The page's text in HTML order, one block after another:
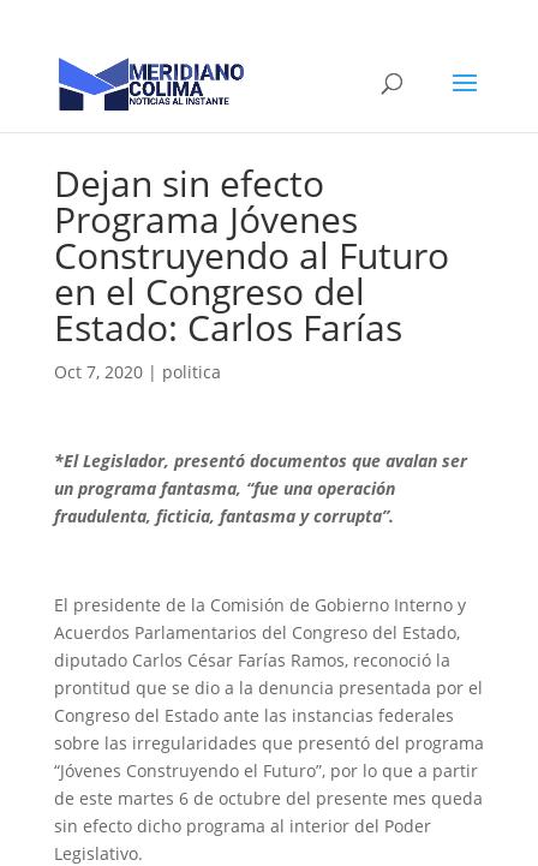
Dejan sin efecto
Programa Jóvenes
Construyendo al Futuro
en el Congreso del
Estado: Carlos Farías
Oct 7, 2020| politica
*El Legislador, presentó documentos que avalan ser
un programa fantasma, “fue una operación
fraudulenta, ficticia, fantasma y corrupta”.
El presidente de la Comisión de Gobierno Interno y
Acuerdos Parlamentarios del Congreso del Estado,
diputado Carlos César Farías Ramos, reconoció la
prontitud que se dio a la denuncia presentada por el
Congreso del Estado ante las instancias federales
sobre las irregularidades que presentó del programa
“Jóvenes Construyendo el Futuro”, por lo que a partir
de este martes 6 de octubre del presente mes queda
sin efecto dicho programa al interior del Poder
Legislativo.